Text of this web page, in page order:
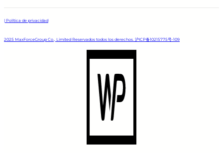
| Política de privacidad
2025 MaxForceGroup Co., Limited Reservados todos los derechos. 沪ICP备10215775号-109